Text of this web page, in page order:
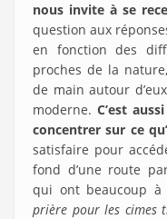
nous invite à se
question aux
en fonction des
proches de la
de main autour
moderne. C’est
concentrer sur ce
satisfaire pour
fond d’une route
qui ont beaucoup à
prière pour les cimes